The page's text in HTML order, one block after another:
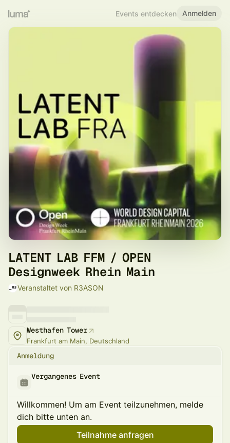
Events entdecken Anmelden
LATENT LAB FFM / OPEN
Designweek Rhein Main
Veranstaltet von R3ASON
Westhafen Tower
Frankfurt am Main, Deutschland
Anmeldung
Vergangenes Event
Willkommen! Um am Event teilzunehmen, melde
dich bitte unten an.
Teilnahme anfragen